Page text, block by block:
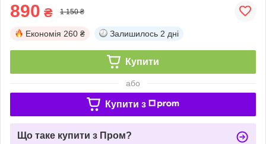
890 ₴ 1 150 ₴
Економія 260 ₴ Залишилось 2 дні
Купити
або
Купити з
Що таке купити з Пром?